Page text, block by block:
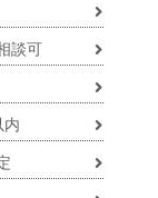
談可
内